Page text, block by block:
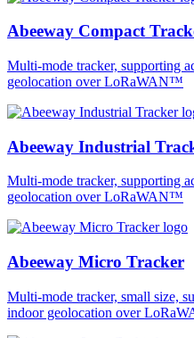
Abeeway Compact
Multi-mode tracker, supporting
geolocation over LoRaWAN™
Abeeway Industrial
Multi-mode tracker, supporting
geolocation over LoRaWAN™
Abeeway Micro Tracker
Multi-mode tracker, small size,
indoor geolocation over